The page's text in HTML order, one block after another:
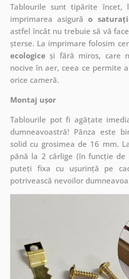
Tablourile sunt tipărite
imprimarea asigurăo
astfel încât nu trebuie să vă
șterse. La imprimare folosim
ecologiceși fără miros, care
nocive în aer, ceea ce permite
orice cameră.
Montaj ușor
Tablourile pot fi agățate
dumneavoastră! Pânza este
solid cu grosimea de 16 mm.
până la 2 cârlige (în funcție de
puteți fixa cu ușurință pe
potrivească nevoilor